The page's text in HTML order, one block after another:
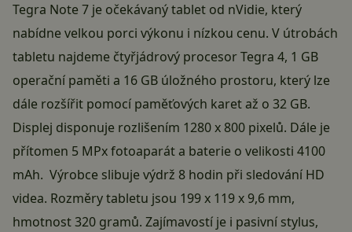
Tegra Note 7 je očekávaný tablet od nVidie, který
nabídne velkou porci výkonu i nízkou cenu. V útrobách
tabletu najdeme čtyřjádrový procesor Tegra 4, 1 GB
operační paměti a 16 GB úložného prostoru, který lze
dále rozšířit pomocí paměťových karet až o 32 GB.
Displej disponuje rozlišením 1280 x 800 pixelů. Dále je
přítomen 5 MPx fotoaparát a baterie o velikosti 4100
mAh. Výrobce slibuje výdrž 8 hodin při sledování HD
videa. Rozměry tabletu jsou 199 x 119 x 9,6 mm,
hmotnost 320 gramů. Zajímavostí je i pasivní stylus,